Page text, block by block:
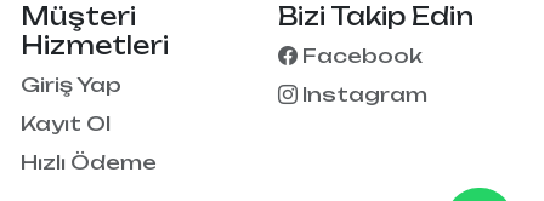
Müşteri
Hizmetleri
Giriş Yap
Kayıt Ol
Hızlı Ödeme
Bizi Takip Edin
Facebook
Instagram